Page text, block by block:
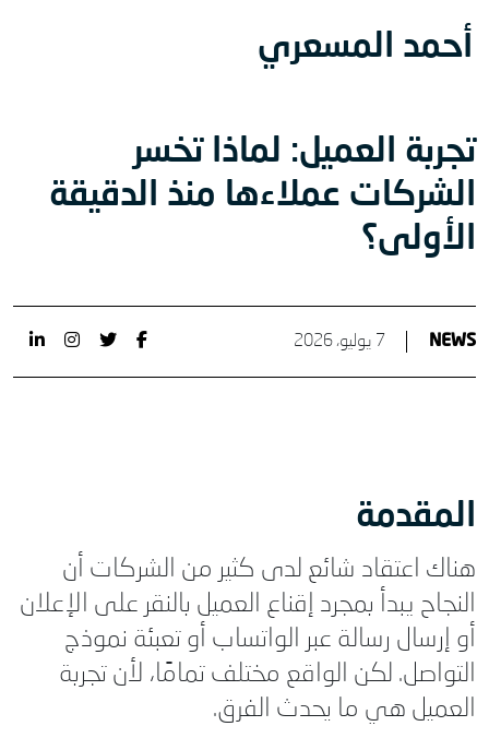
أحمد المسعري
تجربة العميل: لماذا تخسر
الشركات عملاءها منذ الدقيقة
الأولى؟
NEWS 7 يوليو، 2026
المقدمة
هناك اعتقاد شائع لدى كثير من الشركات أن
النجاح يبدأ بمجرد إقناع العميل بالنقر على الإعلان
أو إرسال رسالة عبر الواتساب أو تعبئة نموذج
التواصل. لكن الواقع مختلف تمامًا، لأن تجربة
العميل هي ما يحدث الفرق.